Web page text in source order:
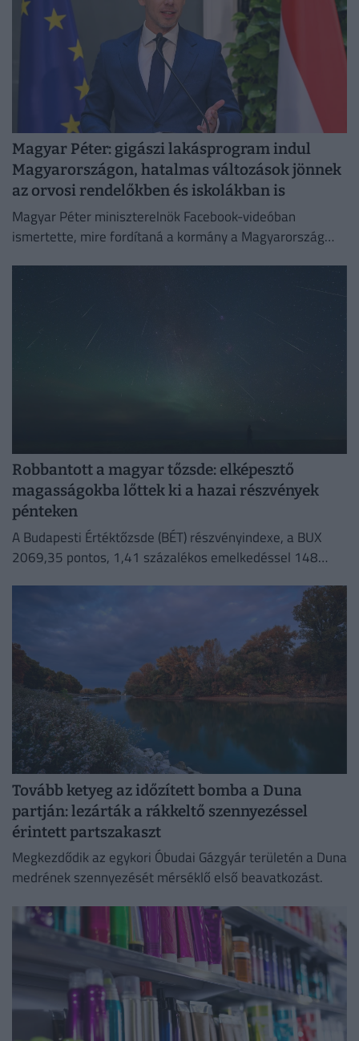
Magyar Péter: gigászi lakásprogram indul
Magyarországon, hatalmas változások jönnek
az orvosi rendelőkben és iskolákban is
Magyar Péter miniszterelnök Facebook-videóban
ismertette, mire fordítaná a kormány a Magyarország
Robbantott a magyar tőzsde: elképesztő
magasságokba lőttek ki a hazai részvények
pénteken
A Budapesti Értéktőzsde (BÉT) részvényindexe, a BUX
2069,35 pontos, 1,41 százalékos emelkedéssel 148
Tovább ketyeg az időzített bomba a Duna
partján: lezárták a rákkeltő szennyezéssel
érintett partszakaszt
Megkezdődik az egykori Óbudai Gázgyár területén a Duna
medrének szennyezését mérséklő első beavatkozást.